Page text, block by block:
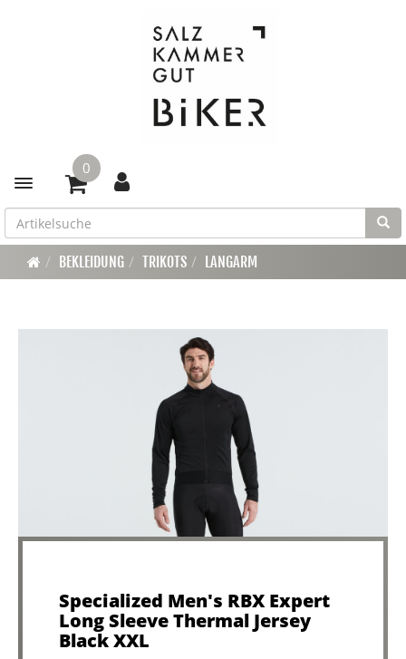
Toggle navigation
0
BEKLEIDUNG TRIKOTS LANGARM
Specialized Men's RBX Expert
Long Sleeve Thermal Jersey
Black XXL